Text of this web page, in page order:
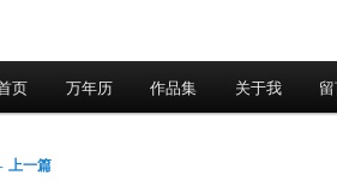
页 万年历 作品集 关于我
上一篇